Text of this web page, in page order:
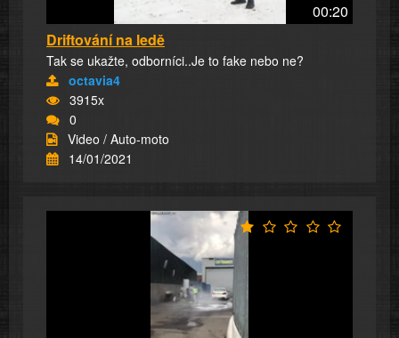
00:20
Driftování na ledě
Tak se ukažte, odborníci..Je to fake nebo ne?
octavia4
3915x
0
Video / Auto-moto
14/01/2021